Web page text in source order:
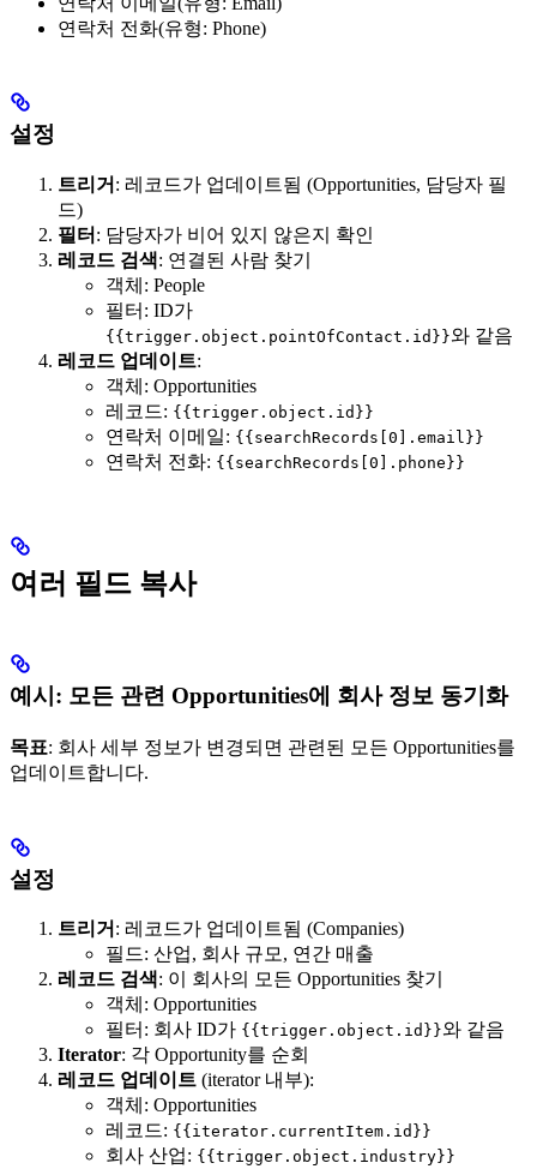
연락처 전화(유형: Phone)
설정
트리거 : 레코드가 업데이트됨 (Opportunities, 담당자 필
드)
필터 : 담당자가 비어 있지 않은지 확인
레코드 검색: 연결된 사람 찾기
객체: People
필터: ID가
{{trigger.object.pointOfContact.id}}와 같음
레코드 업데이트:
객체: Opportunities
레코드: {{trigger.object.id}}
연락처 이메일: {{searchRecords[0].email}}
연락처 전화: {{searchRecords[0].phone}}
여러 필드 복사
예시: 모든 관련 Opportunities에 회사 정보 동기화
목표: 회사 세부 정보가 변경되면 관련된 모든 Opportunities를
업데이트합니다.
설정
트리거 : 레코드가 업데이트됨 (Companies)
필드: 산업, 회사 규모, 연간 매출
레코드 검색: 이 회사의 모든 Opportunities 찾기
객체: Opportunities
필터: 회사 ID가 {{trigger.object.id}}와 같음
Iterator: 각 Opportunity를 순회
레코드 업데이트 (iterator 내부):
객체: Opportunities
레코드: {{iterator.currentItem.id}}
회사 산업: {{trigger.object.industry}}